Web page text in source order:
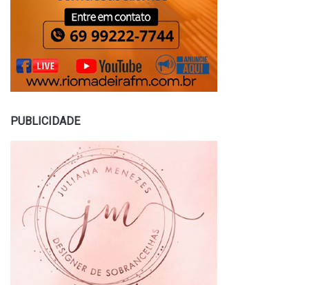
PUBLICIDADE